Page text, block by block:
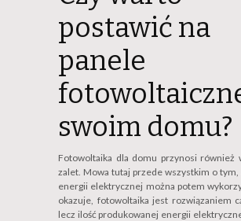
postawić na
panele
swoim domu?
Fotowoltaika dla domu przynosi również
zalet. Mowa tutaj przede wszystkim o tym,
energii elektrycznej można potem
okazuje, fotowoltaika jest rozwiązaniem
lecz ilość produkowanej energii